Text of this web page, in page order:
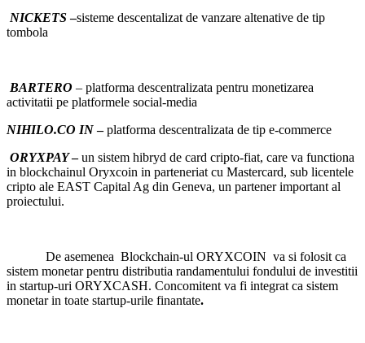
NICKETS–sisteme descentalizat de vanzare altenative de tip
tombola
BARTERO – platforma descentralizata pentru monetizarea
activitatii pe platformele social-media
NIHILO.CO IN–platforma descentralizata de tip e-commerce
ORYXPAY–un sistem hibryd de card cripto-fiat, care va functiona
in blockchainul Oryxcoin in parteneriat cu Mastercard, sub licentele
cripto ale EAST Capital Ag din Geneva, un partener important al
proiectului.
De asemenea Blockchain-ul ORYXCOIN va si folosit ca
sistem monetar pentru distributia randamentului fondului de investitii
in startup-uri ORYXCASH. Concomitent va fi integrat ca sistem
monetar in toate startup-urile finantate.